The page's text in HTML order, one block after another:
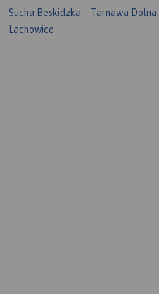
Sucha Beskidzka Tarnawa Dolna
Lachowice